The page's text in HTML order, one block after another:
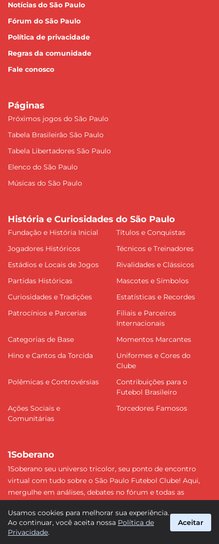
Notícias do São Paulo
Fórum do São Paulo
Política de privacidade
Regras da comunidade
Fale conosco
Páginas
Próximos jogos do São Paulo
Tabela Brasileirão São Paulo
Tabela Libertadores São Paulo
Elenco do São Paulo
Músicas do São Paulo
História e Curiosidades do São Paulo
Fundação e História Inicial
Títulos e Conquistas
Jogadores Históricos
Técnicos e Treinadores
Estádios e Locais de Jogos
Rivalidades e Clássicos
Partidas Históricas
Mascotes e Símbolos
Curiosidades e Tradições
Estatísticas e Recordes
Patrocínios e Parcerias
Filiais e Parceiros
Internacionais
Categorias de Base
Momentos Marcantes
Hino e Cantos da Torcida
Uniformes e Cores do
Clube
Polêmicas e Controvérsias
Contribuições para o
Futebol Brasileiro
Ações Sociais e
Comunitárias
Torcedores Famosos
1Soberano
1Soberano seu universo tricolor, seu ponto de encontro
virtual com tudo sobre o São Paulo Futebol Clube! Aqui,
mergulhe em análises, debates no fórum e todas as
detalhe e faça parte dessa comunidade apaixonada pelo
tricolor paulista. #SPFC #SãoPaulo #1Soberano
Usamos cookies para melhorar sua experiência.
Ao continuar, você aceita nossa Política de
Privacidade.
Aceitar